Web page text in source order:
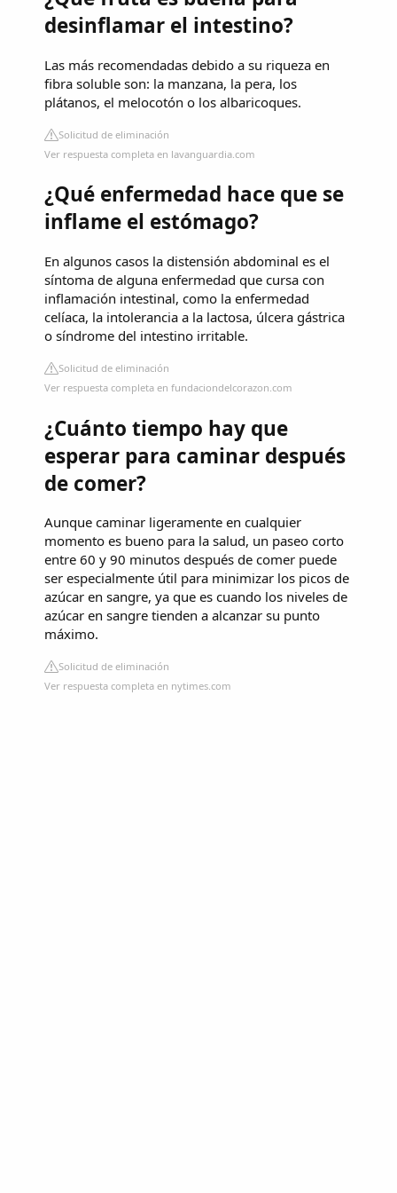
desinflamar el intestino?
Las más recomendadas debido a su riqueza en
fibra soluble son: la manzana, la pera, los
plátanos, el melocotón o los albaricoques.
Solicitud de eliminación
Ver respuesta completa en lavanguardia.com
¿Qué enfermedad hace que se
inflame el estómago?
En algunos casos la distensión abdominal es el
síntoma de alguna enfermedad que cursa con
inflamación intestinal, como la enfermedad
celíaca, la intolerancia a la lactosa, úlcera gástrica
o síndrome del intestino irritable.
Solicitud de eliminación
Ver respuesta completa en fundaciondelcorazon.com
¿Cuánto tiempo hay que
esperar para caminar después
de comer?
Aunque caminar ligeramente en cualquier
momento es bueno para la salud, un paseo corto
entre 60 y 90 minutos después de comer puede
ser especialmente útil para minimizar los picos de
azúcar en sangre, ya que es cuando los niveles de
azúcar en sangre tienden a alcanzar su punto
máximo.
Solicitud de eliminación
Ver respuesta completa en nytimes.com